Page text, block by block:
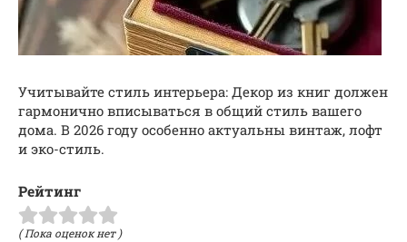
Учитывайте стиль интерьера: Декор из книг должен
гармонично вписываться в общий стиль вашего
дома. В 2026 году особенно актуальны винтаж, лофт
и эко-стиль.
Рейтинг
( Пока оценок нет )